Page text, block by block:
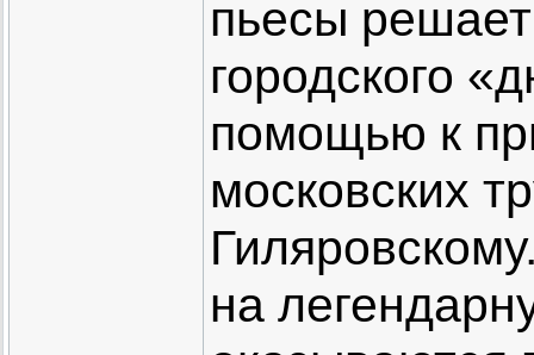
пьесы
городского
помощью к
московских
на